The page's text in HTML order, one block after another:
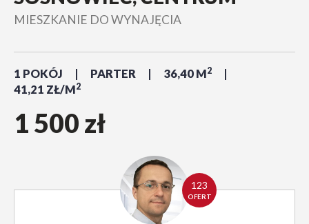
MIESZKANIE DO WYNAJĘCIA
1 POKÓJ PARTER 36,40 M2
41,21 ZŁ/M2
1 500 zł
123
OFERT